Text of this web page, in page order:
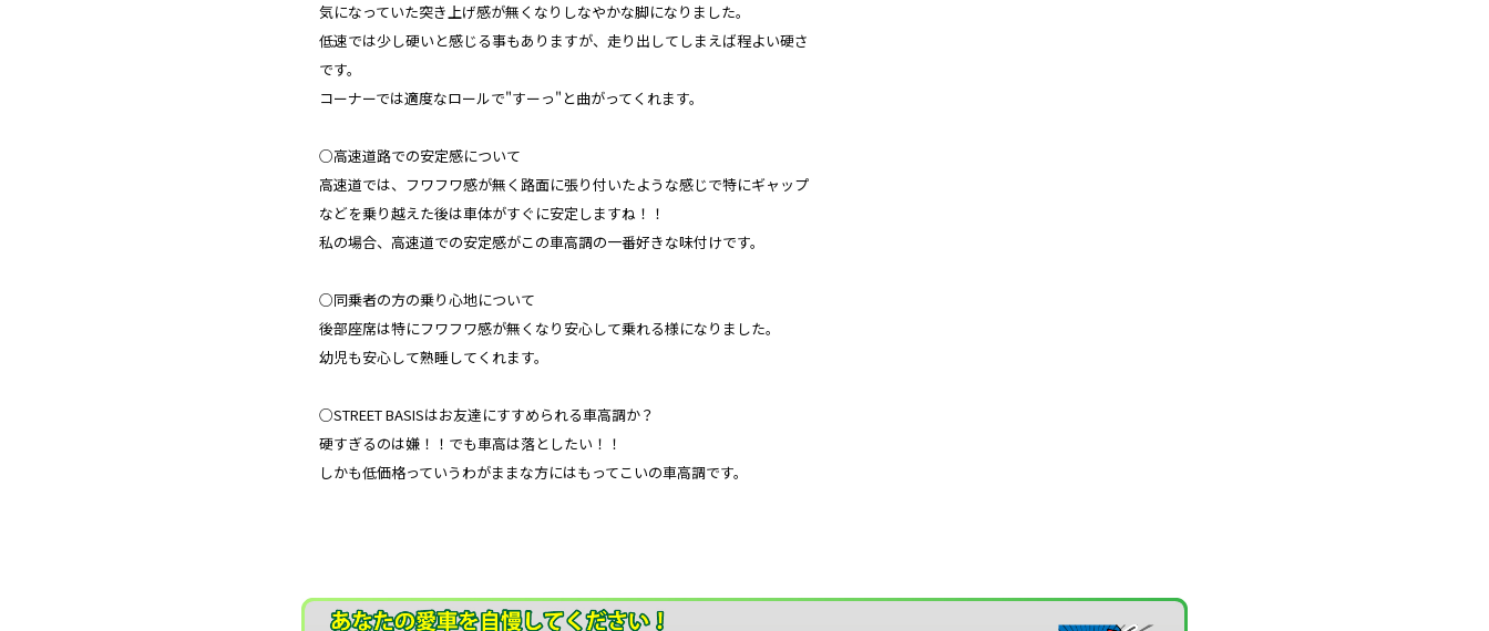
気になっていた突き上げ感が無くなりしなやかな脚になりました。
低速では少し硬いと感じる事もありますが、走り出してしまえば程よい硬さ
です。
コーナーでは適度なロールで"すーっ"と曲がってくれます。
○高速道路での安定感について
高速道では、フワフワ感が無く路面に張り付いたような感じで特にギャップ
などを乗り越えた後は車体がすぐに安定しますね！！
私の場合、高速道での安定感がこの車高調の一番好きな味付けです。
○同乗者の方の乗り心地について
後部座席は特にフワフワ感が無くなり安心して乗れる様になりました。
幼児も安心して熟睡してくれます。
○STREET BASISはお友達にすすめられる車高調か？
硬すぎるのは嫌！！でも車高は落としたい！！
しかも低価格っていうわがままな方にはもってこいの車高調です。